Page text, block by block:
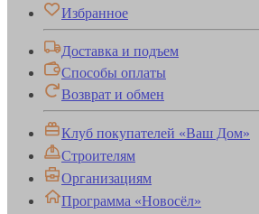
Избранное
Доставка и подъем
Способы оплаты
Возврат и обмен
Клуб покупателей «Ваш Дом»
Строителям
Организациям
Программа «Новосёл»